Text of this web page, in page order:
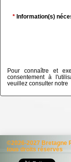
* Information(s)
Pour connaître et
consentement à
veuillez consulter notre
©2026-2027 Bretagne
tous droits réservés